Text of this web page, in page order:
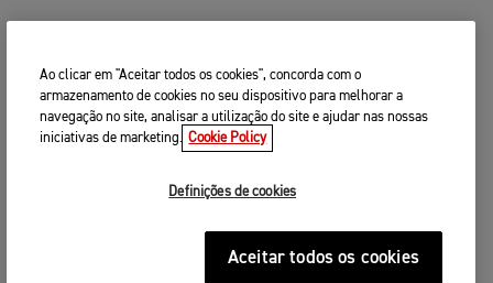
Ao clicar em "Aceitar todos os cookies", concorda com o
armazenamento de cookies no seu dispositivo para melhorar a
navegação no site, analisar a utilização do site e ajudar nas nossas
iniciativas de marketing. Cookie Policy
Definições de cookies
Aceitar todos os cookies